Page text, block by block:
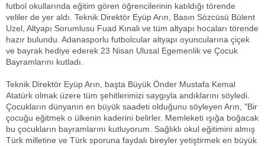
futbol okullarında eğitim gören öğrencilerinin katıldığı törende
veliler de yer aldı. Teknik Direktör Eyüp Arın, Basın Sözcüsü Bülent
Uzel, Altyapı Sorumlusu Fuad Kınali ve tüm altyapı hocaları törende
hazır bulundu. Adanasporlu futbolcular altyapı oyuncularına çiçek
ve bayrak hediye ederek 23 Nisan Ulusal Egemenlik ve Çocuk
Bayramlarını kutladı.
Teknik Direktör Eyüp Arın, başta Büyük Önder Mustafa Kemal
Atatürk olmak üzere tüm şehitlerimizi saygıyla andıklarını söyledi.
Çocukların dünyanın en büyük saadeti olduğunu söyleyen Arın, "Bir
çocuğu eğitmek o ülkenin kaderini belirler. Memleketi ışığa boğacak
bu çocukların bayramlarını kutluyorum. Sağlıklı okul eğitimini almış
Türk milletine ve Türk sporuna faydalı bireyler yetiştirmek en büyük